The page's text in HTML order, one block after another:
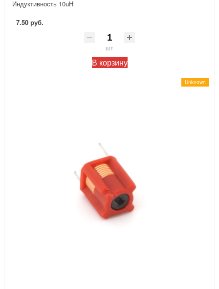
Индуктивность 10uH
7.50 руб.
шт
В корзину
Unknown